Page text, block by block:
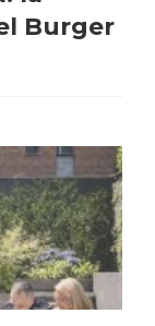
Burger